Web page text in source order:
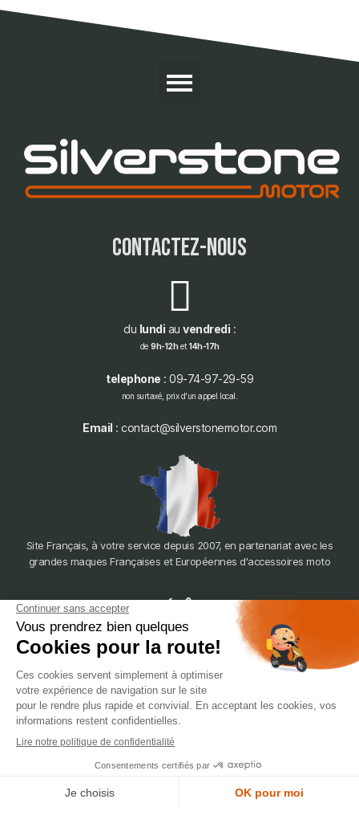
contactez-nous
du lundi au vendredi :
de 9h-12het 14h-17h
telephone : 09-74-97-29-59
non surtaxé, prix d'un appel local.
Email : contact@silverstonemotor.com
Site Français, à votre service depuis 2007, en partenariat avec les
grandes maques Françaises et Européennes d'accessoires moto
388 Av. Charles de Gaulle, 69200 Vénissieux
© 2007-2025 Silverstone Motor